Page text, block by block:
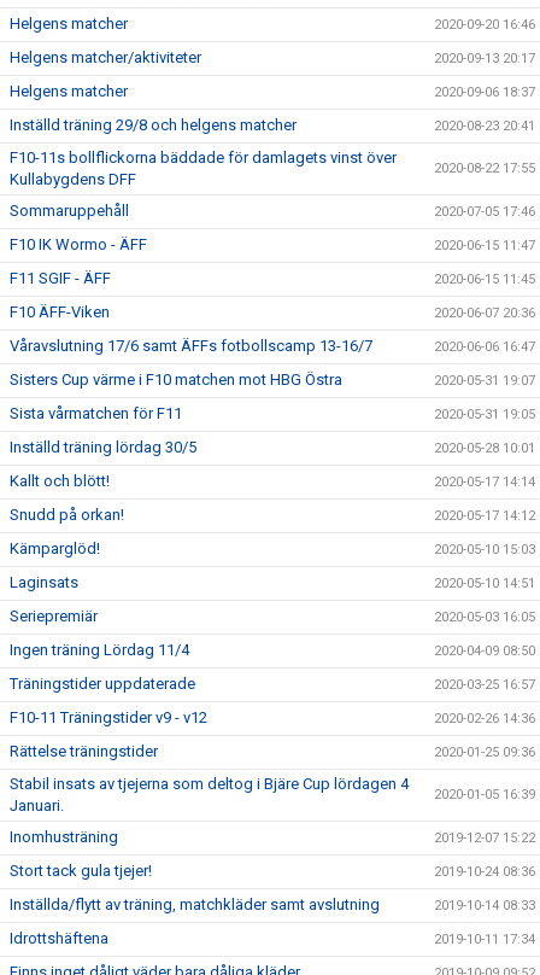
Helgens matcher 2020-09-20 16:46
Helgens matcher/aktiviteter 2020-09-13 20:17
Helgens matcher 2020-09-06 18:37
Inställd träning 29/8 och helgens matcher 2020-08-23 20:41
F10-11s bollflickorna bäddade för damlagets vinst över
Kullabygdens DFF
2020-08-22 17:55
Sommaruppehåll 2020-07-05 17:46
F10 IK Wormo - ÄFF 2020-06-15 11:47
F11 SGIF - ÄFF 2020-06-15 11:45
F10 ÄFF-Viken 2020-06-07 20:36
Våravslutning 17/6 samt ÄFFs fotbollscamp 13-16/7 2020-06-06 16:47
Sisters Cup värme i F10 matchen mot HBG Östra 2020-05-31 19:07
Sista vårmatchen för F11 2020-05-31 19:05
Inställd träning lördag 30/5 2020-05-28 10:01
Kallt och blött! 2020-05-17 14:14
Snudd på orkan! 2020-05-17 14:12
Kämparglöd! 2020-05-10 15:03
Laginsats 2020-05-10 14:51
Seriepremiär 2020-05-03 16:05
Ingen träning Lördag 11/4 2020-04-09 08:50
Träningstider uppdaterade 2020-03-25 16:57
F10-11 Träningstider v9 - v12 2020-02-26 14:36
Rättelse träningstider 2020-01-25 09:36
Stabil insats av tjejerna som deltog i Bjäre Cup lördagen 4
Januari.
2020-01-05 16:39
Inomhusträning 2019-12-07 15:22
Stort tack gula tjejer! 2019-10-24 08:36
Inställda/flytt av träning, matchkläder samt avslutning 2019-10-14 08:33
Idrottshäftena 2019-10-11 17:34